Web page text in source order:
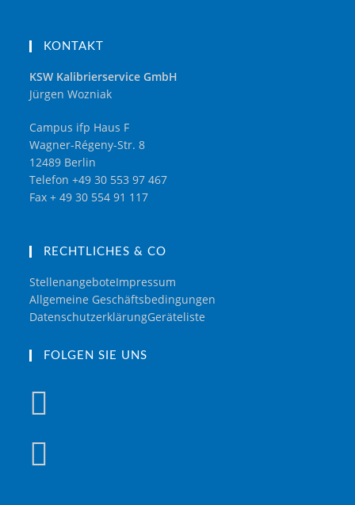
KONTAKT
KSW Kalibrierservice GmbH
Jürgen Wozniak
Campus ifp Haus F
Wagner-Régeny-Str. 8
12489 Berlin
Telefon +49 30 553 97 467
Fax + 49 30 554 91 117
RECHTLICHES & CO
StellenangeboteImpressum
Allgemeine Geschäftsbedingungen
DatenschutzerklärungGeräteliste
FOLGEN SIE UNS